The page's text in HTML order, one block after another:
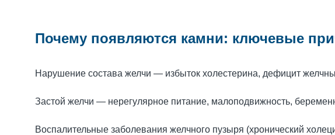
Почему появляются камни: ключевые
Нарушение состава желчи — избыток холестерина, дефицит
Застой желчи — нерегулярное питание, малоподвижность,
Воспалительные заболевания желчного пузыря (хронический